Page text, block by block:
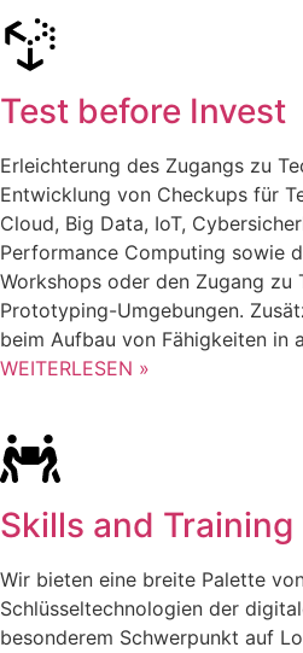
Test before Invest
Erleichterung des Zugangs zu
Entwicklung von Checkups für
Cloud, Big Data, IoT,
Performance Computing sowie
Workshops oder den Zugang zu
Prototyping-Umgebungen.
beim Aufbau von Fähigkeiten in
WEITERLESEN »
Skills and Training
Wir bieten eine breite Palette
Schlüsseltechnologien der
besonderem Schwerpunkt auf